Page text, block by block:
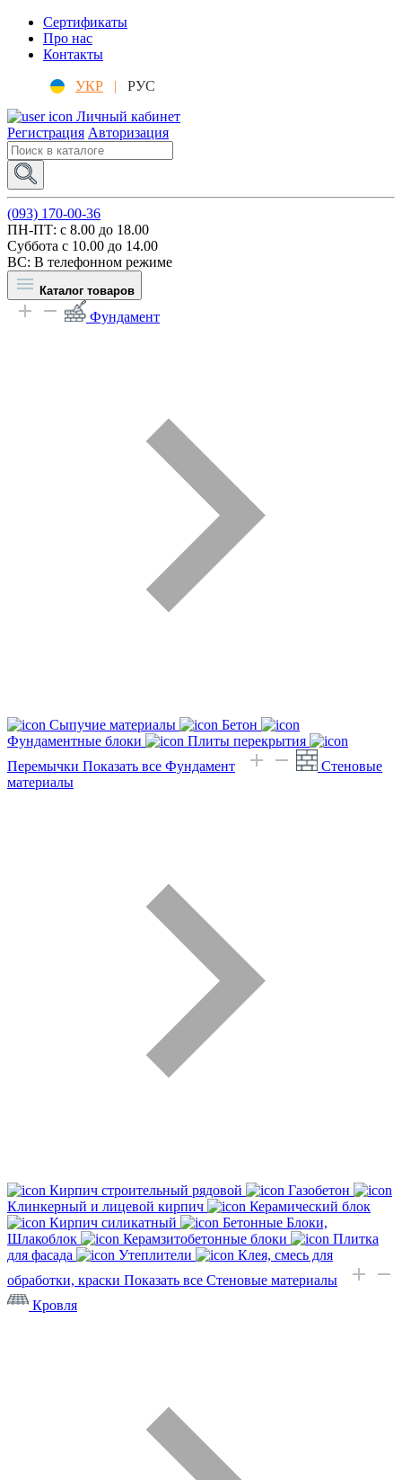
Сертификаты
Про нас
Контакты
УКР |
РУС
Личный кабинет
Регистрация Авторизация
(093) 170-00-36
ПН-ПТ: c 8.00 до 18.00
Суббота с 10.00 до 14.00
ВС: В телефонном режиме
Каталог товаров
Фундамент
Сыпучие материалы
Бетон
Фундаментные блоки
Плиты перекрытия
Перемычки Показать все Фундамент
Стеновые
материалы
Кирпич строительный рядовой
Газобетон
Клинкерный и лицевой кирпич
Керамический блок
Кирпич силикатный
Бетонные Блоки,
Шлакоблок
Керамзитобетонные блоки
Плитка
для фасада
Утеплители
Клея, смесь для
обработки, краски Показать все Стеновые материалы
Кровля